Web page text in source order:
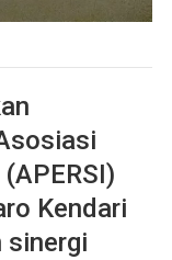
Kendari
sinergi